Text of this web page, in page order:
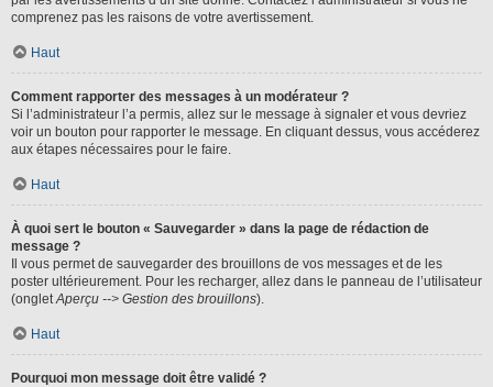
comprenez pas les raisons de votre avertissement.
Haut
Comment rapporter des messages à un modérateur ?
Si l’administrateur l’a permis, allez sur le message à signaler et vous devriez
voir un bouton pour rapporter le message. En cliquant dessus, vous accéderez
aux étapes nécessaires pour le faire.
Haut
À quoi sert le bouton « Sauvegarder » dans la page de rédaction de
message ?
Il vous permet de sauvegarder des brouillons de vos messages et de les
poster ultérieurement. Pour les recharger, allez dans le panneau de l’utilisateur
(ongletAperçu --> Gestion des brouillons).
Haut
Pourquoi mon message doit être validé ?